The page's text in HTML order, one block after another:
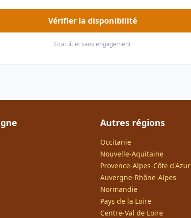
Vérifier la disponibilité
Gratuit et sans engagement
Autres régions
Occitanie
Nouvelle-Aquitaine
Provence-Alpes-Côte d'Azur
Auvergne-Rhône-Alpes
Normandie
Pays de la Loire
Centre-Val de Loire